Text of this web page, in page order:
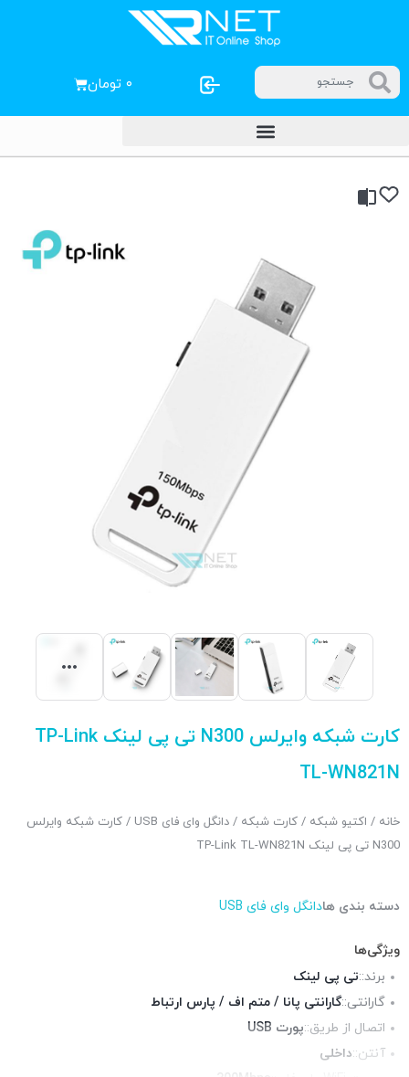
۰ تومان
کارت شبکه وایرلس N300 تی پی لینک TP-Link
TL-WN821N
خانه / اکتیو شبکه / کارت شبکه / دانگل وای فای USB
/ کارت شبکه وایرلس
N300 تی پی لینک TP-Link TL-WN821N
دسته بندی هادانگل وای فای USB
ویژگی‌ها
برند::تی پی لینک
گارانتی::گارانتی پانا / متم اف / پارس ارتباط
اتصال از طریق::پورت USB
آنتن::داخلی